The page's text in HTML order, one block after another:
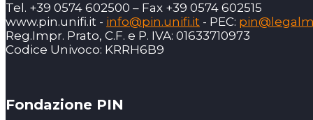
Tel. +39 0574 602500 – Fax +39 0574 602515
www.pin.unifi.it - info@pin.unifi.it - PEC:
Reg.Impr. Prato, C.F. e P. IVA: 01633710973
Codice Univoco: KRRH6B9
Fondazione PIN